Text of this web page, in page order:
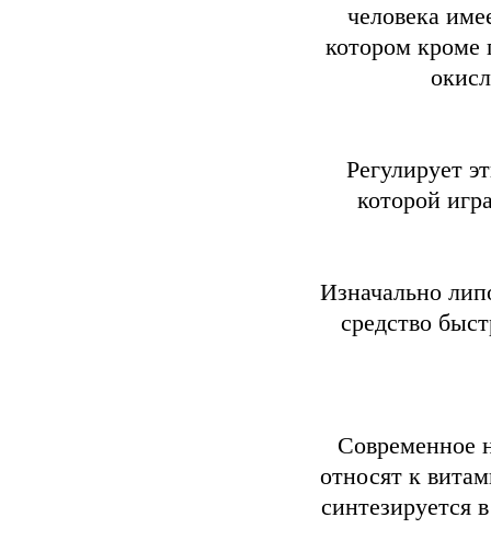
человека
котором кроме
Регулирует
которой
Изначально
средство
Современное
относят к
синтезируется